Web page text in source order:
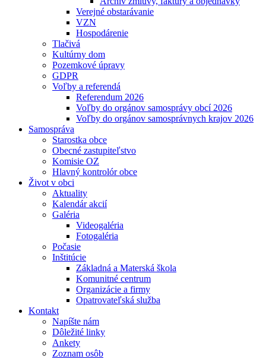
Verejné obstarávanie
VZN
Hospodárenie
Tlačivá
Kultúrny dom
Pozemkové úpravy
GDPR
Voľby a referendá
Referendum 2026
Voľby do orgánov samosprávy obcí 2026
Voľby do orgánov samosprávnych krajov 2026
Samospráva
Starostka obce
Obecné zastupiteľstvo
Komisie OZ
Hlavný kontrolór obce
Život v obci
Aktuality
Kalendár akcií
Galéria
Videogaléria
Fotogaléria
Počasie
Inštitúcie
Základná a Materská škola
Komunitné centrum
Organizácie a firmy
Opatrovateľská služba
Kontakt
Napíšte nám
Dôležité linky
Ankety
Zoznam osôb